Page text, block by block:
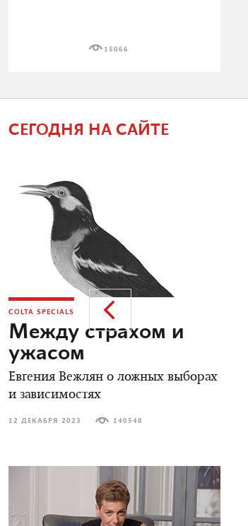
15066
СЕГОДНЯ НА САЙТЕ
COLTA SPECIALS
Между страхом и
ужасом
Евгения Вежлян о ложных выборах
и зависимостях
12 ДЕКАБРЯ 2023 140548